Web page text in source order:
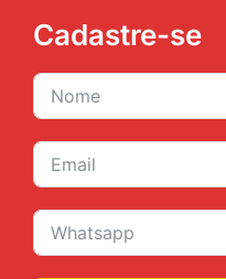
Cadastre-se